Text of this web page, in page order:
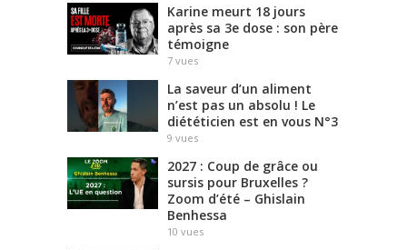
Karine meurt 18 jours
après sa 3e dose : son père
témoigne
7 vues
La saveur d’un aliment
n’est pas un absolu ! Le
diététicien est en vous N°3
9 vues
2027 : Coup de grâce ou
sursis pour Bruxelles ?
Zoom d’été – Ghislain
Benhessa
10 vues